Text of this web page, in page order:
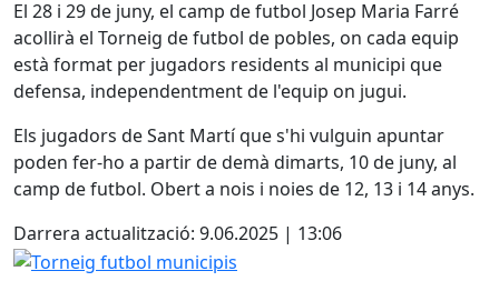
El 28 i 29 de juny, el camp de futbol Josep Maria Farré
acollirà el Torneig de futbol de pobles, on cada equip
està format per jugadors residents al municipi que
defensa, independentment de l'equip on jugui.
Els jugadors de Sant Martí que s'hi vulguin apuntar
poden fer-ho a partir de demà dimarts, 10 de juny, al
camp de futbol. Obert a nois i noies de 12, 13 i 14 anys.
Darrera actualització: 9.06.2025 | 13:06
Torneig futbol municipis